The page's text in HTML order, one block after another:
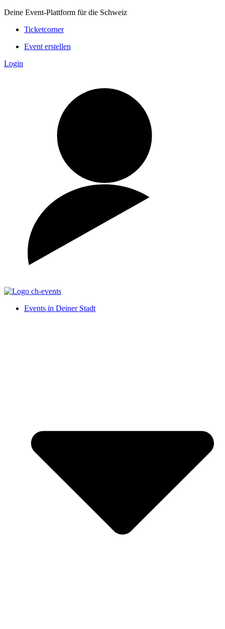
Deine Event-Plattform für die Schweiz
Ticketcorner
Event erstellen
Login
Events in Deiner Stadt